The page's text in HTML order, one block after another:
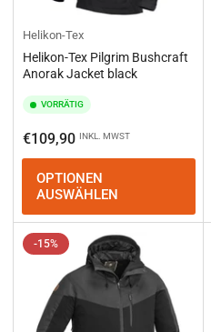
Helikon-Tex
Helikon-Tex Pilgrim Bushcraft
Anorak Jacket black
VORRÄTIG
Normaler
Preis
€109,90 INKL. MWST
OPTIONEN
AUSWÄHLEN
-15%